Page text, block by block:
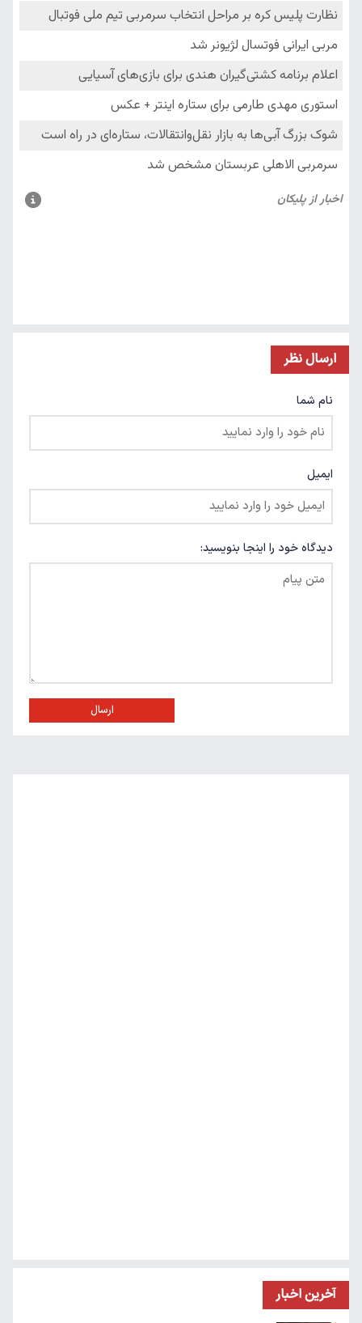
ارسال نظر
نام شما
ایمیل
دیدگاه خود را اینجا بنویسید:
ارسال
آخرین اخبار